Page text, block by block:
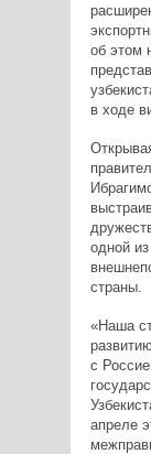
об этом
в ходе
одной
страны.
«Наша
с
апреле